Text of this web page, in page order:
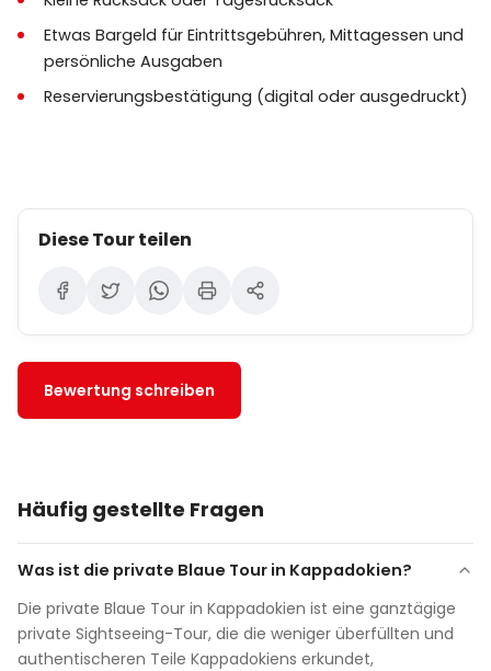
Kinder müssen jederzeit von einem Erwachsenen
begleitet werden.
Etwas Bargeld für Eintrittsgebühren, Mittagessen und
persönliche Ausgaben
Reservierungsbestätigung (digital oder ausgedruckt)
Diese Tour teilen
Bewertung schreiben
Häufig gestellte Fragen
Was ist die private Blaue Tour in Kappadokien?
Die private Blaue Tour in Kappadokien ist eine ganztägige
private Sightseeing-Tour, die die weniger überfüllten und
authentischeren Teile Kappadokiens erkundet,